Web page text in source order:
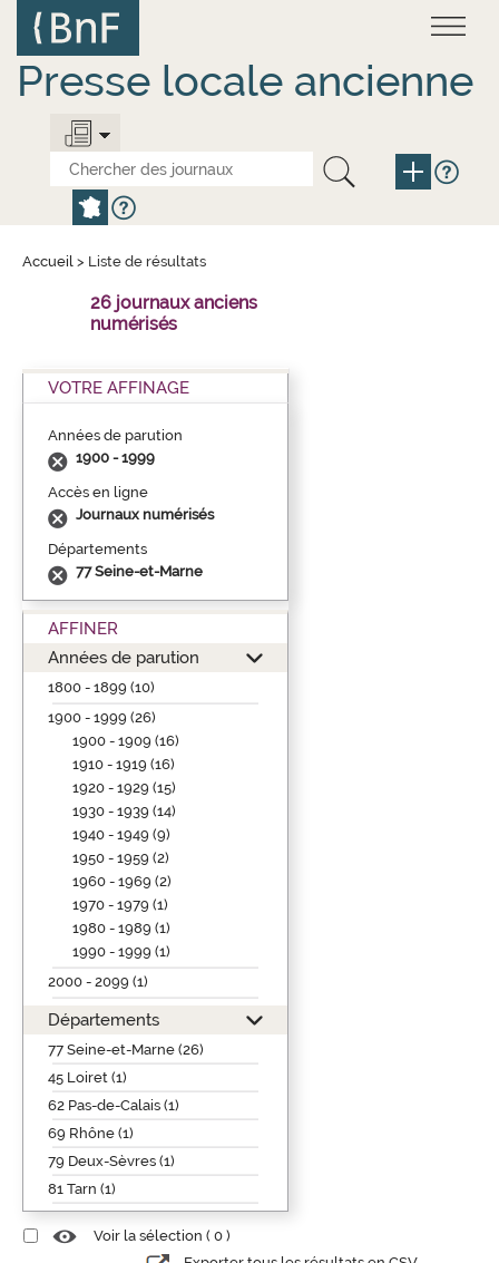
contenu
principal
Presse locale ancienne
Accueil > Liste de résultats
26 journaux anciens
numérisés
VOTRE AFFINAGE
Années de parution
1900 - 1999
Accès en ligne
Journaux numérisés
Départements
77 Seine-et-Marne
AFFINER
Années de parution
1800 - 1899 (10)
1900 - 1999 (26)
1900 - 1909 (16)
1910 - 1919 (16)
1920 - 1929 (15)
1930 - 1939 (14)
1940 - 1949 (9)
1950 - 1959 (2)
1960 - 1969 (2)
1970 - 1979 (1)
1980 - 1989 (1)
1990 - 1999 (1)
2000 - 2099 (1)
Départements
77 Seine-et-Marne (26)
45 Loiret (1)
62 Pas-de-Calais (1)
69 Rhône (1)
79 Deux-Sèvres (1)
81 Tarn (1)
Voir la sélection ( 0 )
Panneau de gestion des cookies